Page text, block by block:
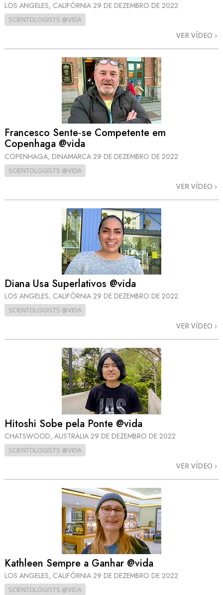
LOS ANGELES, CALIFÓRNIA 29 DE DEZEMBRO DE 2022
SCIENTOLOGISTS @VIDA
VER VÍDEO
Francesco Sente‑se Competente em
Copenhaga @vida
COPENHAGA, DINAMARCA 29 DE DEZEMBRO DE 2022
SCIENTOLOGISTS @VIDA
VER VÍDEO
Diana Usa Superlativos @vida
LOS ANGELES, CALIFÓRNIA 29 DE DEZEMBRO DE 2022
SCIENTOLOGISTS @VIDA
VER VÍDEO
Hitoshi Sobe pela Ponte @vida
CHATSWOOD, AUSTRÁLIA 29 DE DEZEMBRO DE 2022
SCIENTOLOGISTS @VIDA
VER VÍDEO
Kathleen Sempre a Ganhar @vida
LOS ANGELES, CALIFÓRNIA 29 DE DEZEMBRO DE 2022
SCIENTOLOGISTS @VIDA